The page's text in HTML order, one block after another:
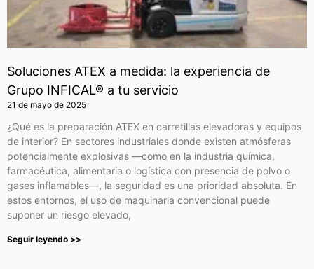
Soluciones ATEX a medida: la experiencia de
Grupo INFICAL® a tu servicio
21 de mayo de 2025
¿Qué es la preparación ATEX en carretillas elevadoras y equipos
de interior? En sectores industriales donde existen atmósferas
potencialmente explosivas —como en la industria química,
farmacéutica, alimentaria o logística con presencia de polvo o
gases inflamables—, la seguridad es una prioridad absoluta. En
estos entornos, el uso de maquinaria convencional puede
suponer un riesgo elevado,
Seguir leyendo >>